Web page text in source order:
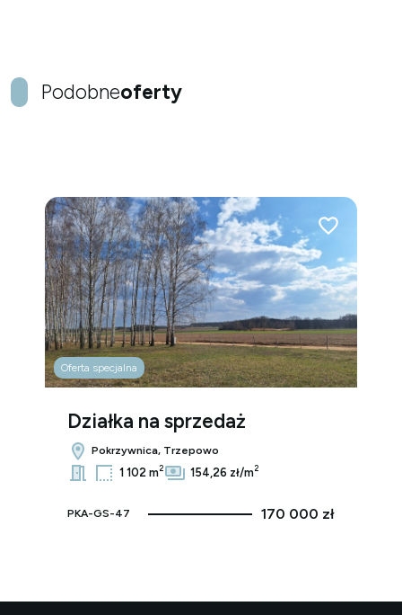
Podobneoferty
Oferta specjalna
Dodaj do
Działka na sprzedaż
Pokrzywnica, Trzepowo
1 102 m2 154,26 zł/m2
PKA-GS-47 170 000 zł